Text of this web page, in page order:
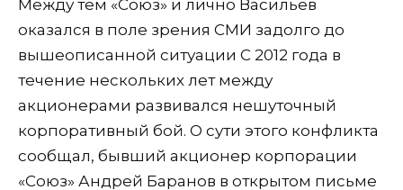
Между тем «Союз» и лично Васильев
оказался в поле зрения СМИ задолго до
вышеописанной ситуации С 2012 года в
течение нескольких лет между
акционерами развивался нешуточный
корпоративный бой. О сути этого конфликта
сообщал, бывший акционер корпорации
«Союз» Андрей Баранов в открытом письме